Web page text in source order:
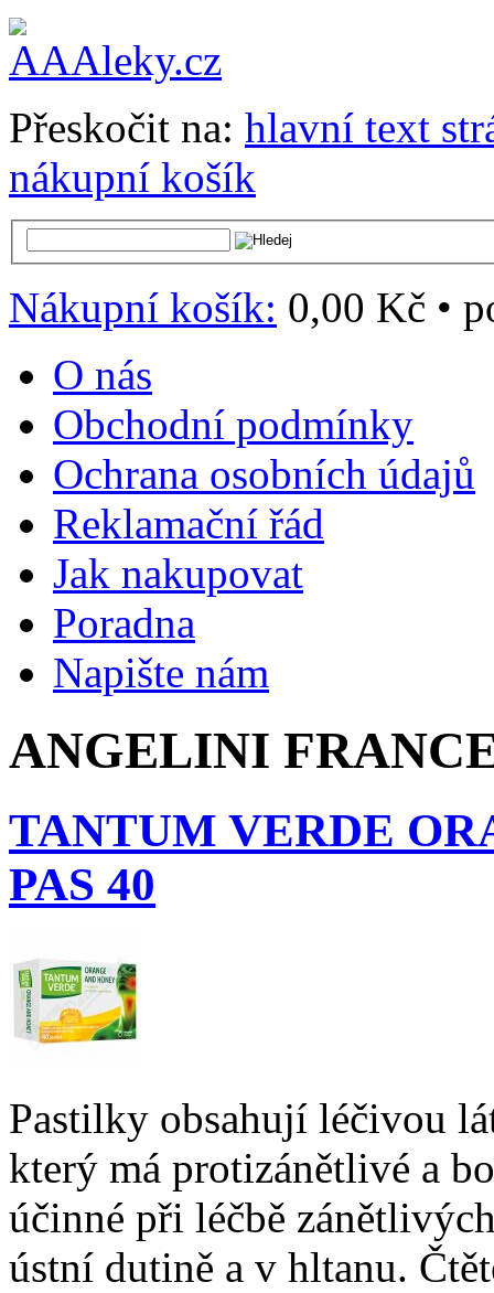
Přeskočit na: hlavní text
nákupní košík
Nákupní košík: 0,00 Kč •
O nás
Obchodní podmínky
Ochrana osobních údajů
Reklamační řád
Jak nakupovat
Poradna
Napište nám
ANGELINI
TANTUM VERDE
PAS 40
Pastilky obsahují léčivou
který má protizánětlivé a
účinné při léčbě
ústní dutině a v hltanu.